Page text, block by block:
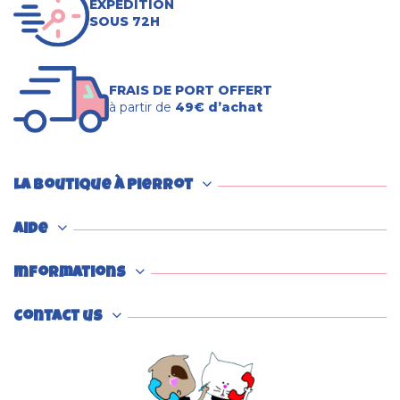
EXPÉDITION
SOUS 72H
FRAIS DE PORT OFFERT
à partir de 49€ d’achat
La boutique à Pierrot
Aide
Informations
Contact us